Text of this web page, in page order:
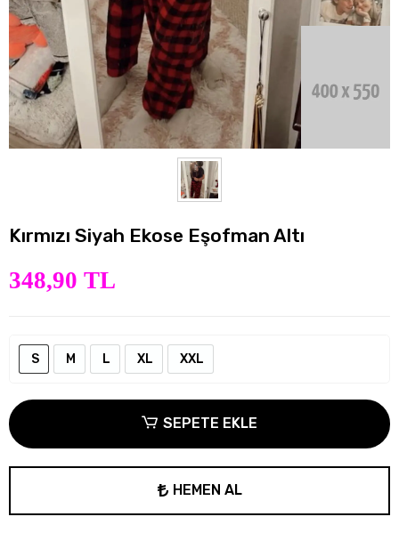
Kırmızı Siyah Ekose Eşofman Altı
348,90 TL
S M L XL XXL
SEPETE EKLE
HEMEN AL